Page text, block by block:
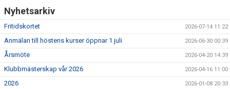
KALENDER
BILDGALLERI
DOKUMENT
VÅRA LEDARE/TRÄNARE
Nyhetsarkiv
Fritidskortet 2026-07-14 11:22
Anmälan till höstens kurser öppnar 1 juli 2026-06-30 00:39
Årsmöte 2026-04-20 14:39
Klubbmästerskap vår 2026 2026-04-16 11:00
2026 2026-01-08 20:33